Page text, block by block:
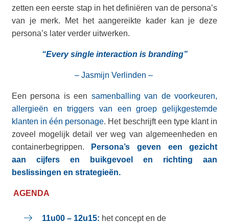
zetten een eerste stap in het definiëren van de persona’s
van je merk. Met het aangereikte kader kan je deze
persona’s later verder uitwerken.
“Every single interaction is branding”
– Jasmijn Verlinden –
Een persona is een samenballing van de voorkeuren,
allergieën en triggers van een groep gelijkgestemde
klanten in één personage. Het beschrijft een type klant in
zoveel mogelijk detail ver weg van algemeenheden en
containerbegrippen.
Persona’s geven een gezicht
aan cijfers en buikgevoel en richting aan
beslissingen en strategieën.
AGENDA
11u00 – 12u15: het concept en de